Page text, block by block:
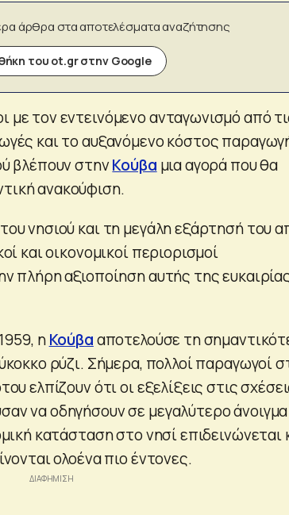
άρθρα στα αποτελέσματα αναζήτησης
του ot.gr στην Google
τον εντεινόμενο ανταγωνισμό από
και το αυξανόμενο κόστος
βλέπουν στηνΚούβα μια αγορά που θα
ανακούφιση.
νησιού και τη μεγάλη εξάρτησή του
και οικονομικοί περιορισμοί
πλήρη αξιοποίηση αυτής της
ηΚούβααποτελούσε τη
ρύζι. Σήμερα, πολλοί παραγωγοί
ελπίζουν ότι οι εξελίξεις στις
να οδηγήσουν σε μεγαλύτερο
κατάσταση στο νησί επιδεινώνεται
ολοένα πιο έντονες.